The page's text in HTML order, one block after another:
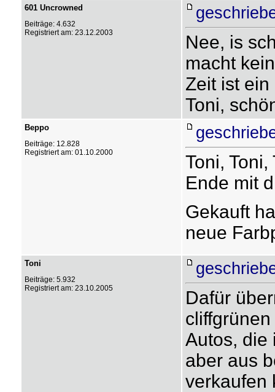
601 Uncrowned
Beiträge: 4.632
Registriert am: 23.12.2003
Nee, is
macht
Zeit ist
Toni,
Beppo
Beiträge: 12.828
Registriert am: 01.10.2000
Toni,
Ende mit
Gekauft
neue
Toni
Beiträge: 5.932
Registriert am: 23.10.2005
Dafür
Autos, die
aber aus
verkaufen